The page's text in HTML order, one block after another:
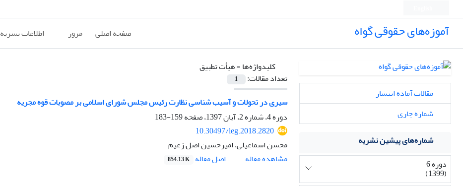
آموزه‌های حقوقی گواه صفحه اصلی مرور اطلاعات نشریه
کلیدواژه‌ها =هیأت تطبیق
تعداد مقالات:
1
سیری در تحولات و آسیب شناسی نظارت رئیس مجلس شورای اسلامی بر مصوبات قوه مجریه
دوره 4، شماره 2، آبان 1397، صفحه
159-183
10.30497/leg.2018.2820
محسن اسماعیلی، امیرحسین اصل زعیم
مشاهده مقاله
اصل مقاله 854.13 K
مقالات آماده انتشار
شماره جاری
شماره‌های پیشین نشریه
دوره 6
(1399)